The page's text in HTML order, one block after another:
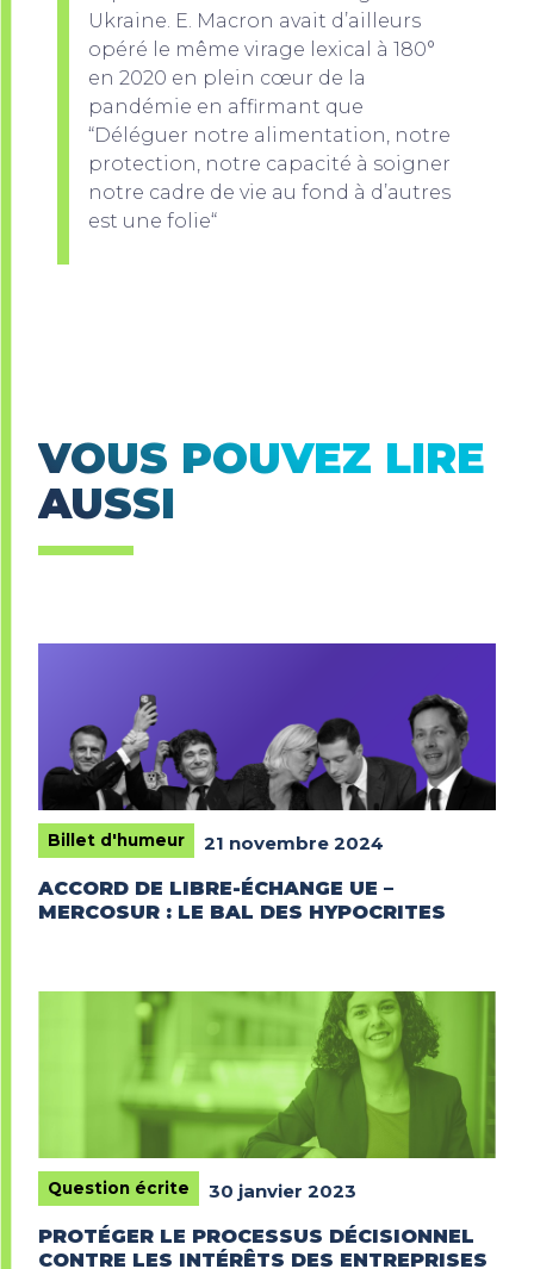
Ukraine. E. Macron avait d’ailleurs
opéré le même virage lexical à 180°
en 2020 en plein cœur de la
pandémie en affirmant que
“Déléguer notre alimentation, notre
protection, notre capacité à soigner
notre cadre de vie au fond à d’autres
est une folie“
VOUS POUVEZ LIRE
AUSSI
Billet d'humeur
21 novembre 2024
ACCORD DE LIBRE-ÉCHANGE UE –
MERCOSUR : LE BAL DES HYPOCRITES
Question écrite
30 janvier 2023
PROTÉGER LE PROCESSUS DÉCISIONNEL
CONTRE LES INTÉRÊTS DES ENTREPRISES